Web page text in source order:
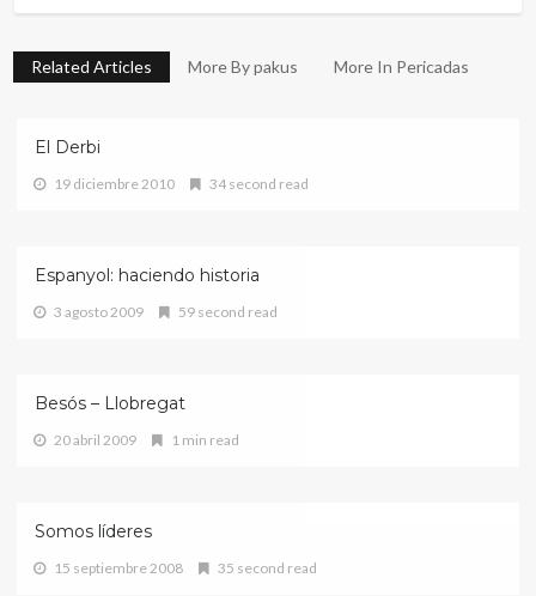
Related Articles More By pakus More In Pericadas
El Derbi
19 diciembre 2010 34 second read
Espanyol: haciendo historia
3 agosto 2009 59 second read
Besós – Llobregat
20 abril 2009 1 min read
Somos líderes
15 septiembre 2008 35 second read